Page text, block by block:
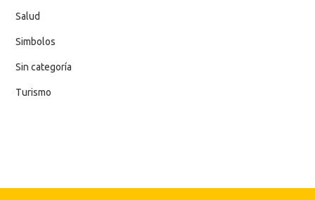
Salud
Simbolos
Sin categoría
Turismo